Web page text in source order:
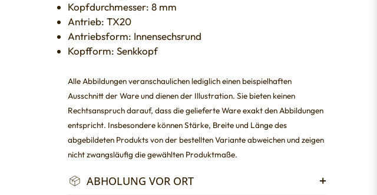
Kopfdurchmesser: 8 mm
Antrieb: TX20
Antriebsform: Innensechsrund
Kopfform: Senkkopf
Alle Abbildungen veranschaulichen lediglich einen beispielhaften
Ausschnitt der Ware und dienen der Illustration. Sie bieten keinen
Rechtsanspruch darauf, dass die gelieferte Ware exakt den Abbildungen
entspricht. Insbesondere können Stärke, Breite und Länge des
abgebildeten Produkts von der bestellten Variante abweichen und zeigen
nicht zwangsläufig die gewählten Produktmaße.
ABHOLUNG VOR ORT